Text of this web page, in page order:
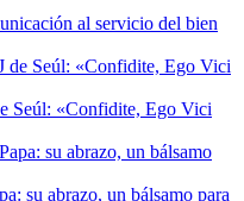
al servicio del bien
Seúl: «Confidite, Ego Vici
su abrazo, un bálsamo para